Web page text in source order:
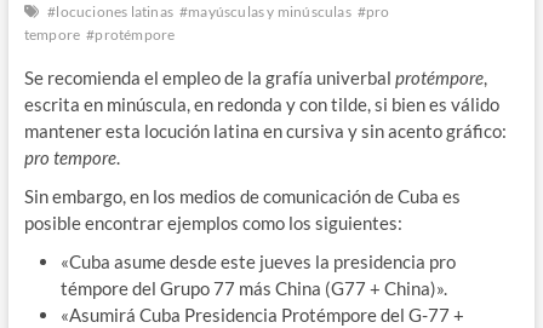
#locuciones latinas #mayúsculas y minúsculas #pro
tempore #protémpore
Se recomienda el empleo de la grafía univerbal protémpore,
escrita en minúscula, en redonda y con tilde, si bien es válido
mantener esta locución latina en cursiva y sin acento gráfico:
pro tempore.
Sin embargo, en los medios de comunicación de Cuba es
posible encontrar ejemplos como los siguientes:
«Cuba asume desde este jueves la presidencia pro
témpore del Grupo 77 más China (G77 + China)».
«Asumirá Cuba Presidencia Protémpore del G-77 +